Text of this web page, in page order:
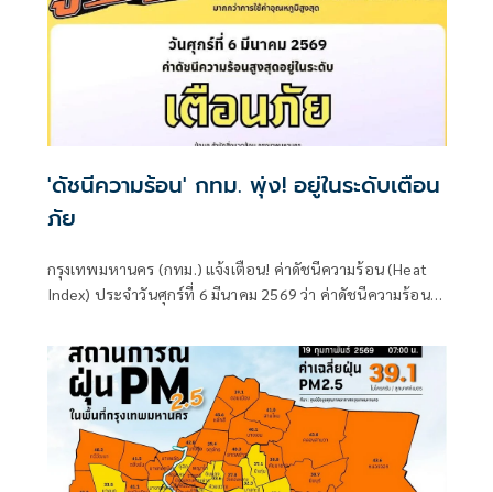
'ดัชนีความร้อน' กทม. พุ่ง! อยู่ในระดับเตือน
ภัย
กรุงเทพมหานคร (กทม.) แจ้งเตือน! ค่าดัชนีความร้อน (Heat
Index) ประจำวันศุกร์ที่ 6 มีนาคม 2569 ว่า ค่าดัชนีความร้อน
องศาเซลเซียส)